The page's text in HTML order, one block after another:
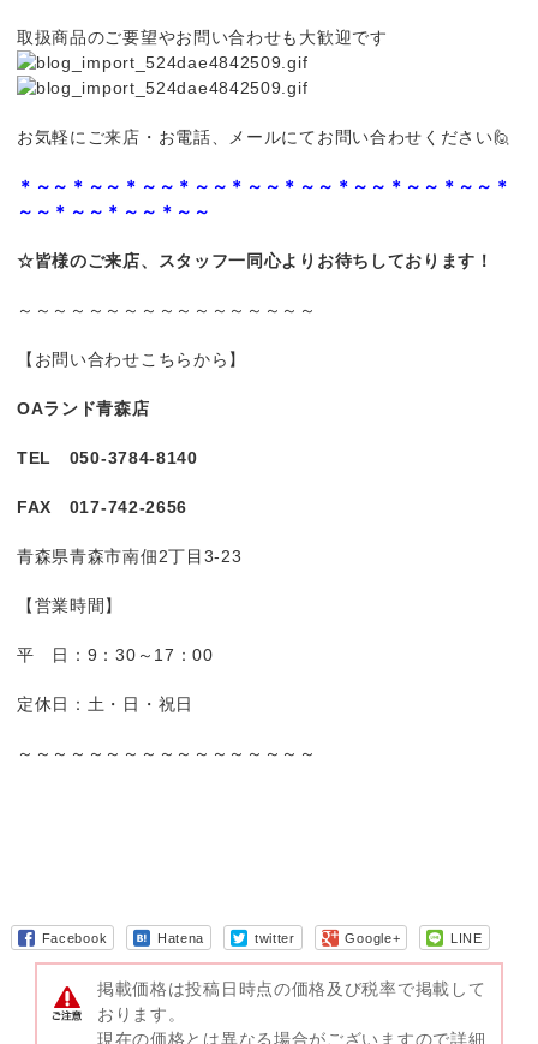
取扱商品のご要望やお問い合わせも大歓迎です
お気軽にご来店・お電話、メールにてお問い合わせください🙋
＊～～＊～～＊～～＊～～＊～～＊～～＊～～＊～～＊～～＊
～～＊～～＊～～＊～～
☆皆様のご来店、スタッフ一同心よりお待ちしております！
～～～～～～～～～～～～～～～～～
【お問い合わせこちらから】
OAランド青森店
TEL 050-3784-8140
FAX 017-742-2656
青森県青森市南佃2丁目3-23
【営業時間】
平 日：9：30～17：00
定休日：土・日・祝日
～～～～～～～～～～～～～～～～～
Facebook Hatena twitter Google+ LINE
掲載価格は投稿日時点の価格及び税率で掲載して
おります。
現在の価格とは異なる場合がございますので詳細